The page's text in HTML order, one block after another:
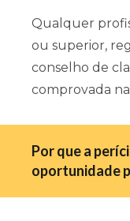
Qualquer
ou superior,
conselho de
comprovada
Por que a
oportunidade